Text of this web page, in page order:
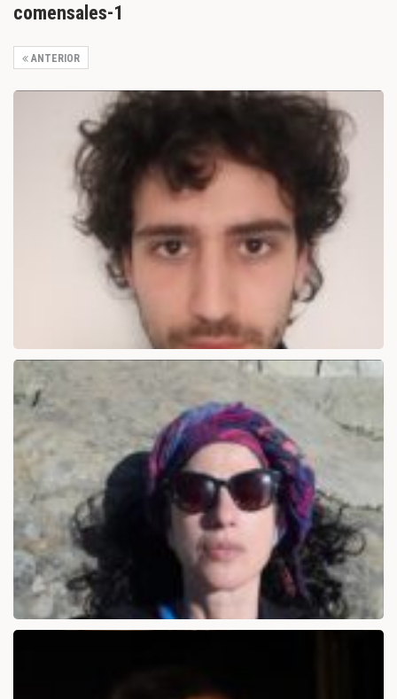
comensales-1
ANTERIOR